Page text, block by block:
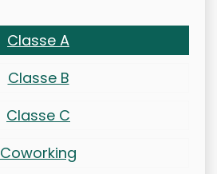
Classe A
Classe B
Classe C
Coworking